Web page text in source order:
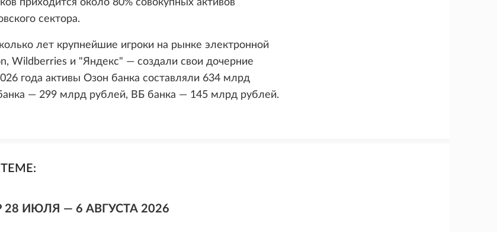
приходится около 80% совокупных активов
сектора.
лет крупнейшие игроки на рынке электронной
Wildberries и "Яндекс" — создали свои дочерние
года активы Озон банка составляли 634 млрд
— 299 млрд рублей, ВБ банка — 145 млрд рублей.
ИЮЛЯ — 6 АВГУСТА 2026